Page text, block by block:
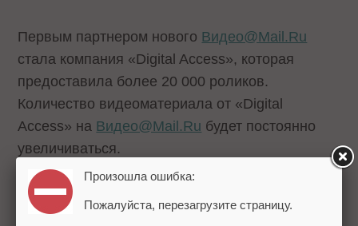
Первым партнером нового Видео@Mail.Ru
стала компания «Digital Access», которая
предоставила более 20 000 роликов.
Количество видеоматериала от «Digital
Access» на Видео@Mail.Ru будет постоянно
увеличиваться.
«Аудитория видео в Интернете уже
составляет десятки миллионов
Произошла ошибка:
Пожалуйста, перезагрузите страницу.